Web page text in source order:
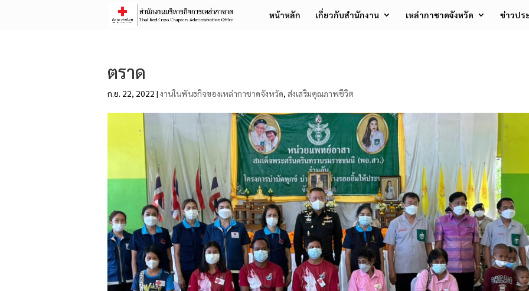
หน้าหลัก เกี่ยวกับสำนักงาน เหล่ากาชาดจังหวัด ข่าวปร
ตราด
ก.ย. 22, 2022 | งานในพันธกิจของเหล่ากาชาดจังหวัด, ส่งเสริมคุณภาพชีวิต